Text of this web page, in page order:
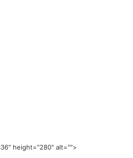
height="280" alt="">